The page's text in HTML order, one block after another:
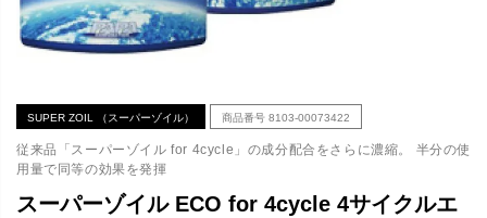
SUPER ZOIL （スーパーゾイル） 商品番号 8103-00073422
従来品「スーパーゾイル for 4cycle」の成分配合をさらに濃縮。 半分の使
用量で同等の効果を発揮
スーパーゾイル ECO for 4cycle 4サイクルエ